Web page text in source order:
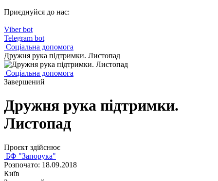
Приєднуйся до нас:
Viber bot
Telegram bot
Соціальна допомога
Дружня рука підтримки. Листопад
Соціальна допомога
Завершений
Дружня рука підтримки.
Листопад
Проєкт здійснює
БФ "Запорука"
Розпочато: 18.09.2018
Київ